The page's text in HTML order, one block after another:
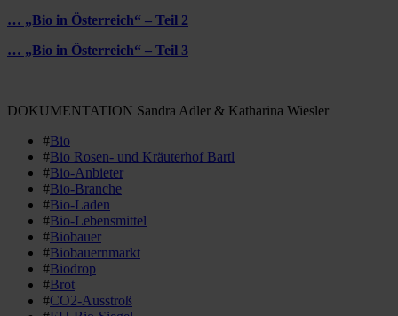
… „Bio in Österreich“ – Teil 2
… „Bio in Österreich“ – Teil 3
DOKUMENTATION Sandra Adler & Katharina Wiesler
#Bio
#Bio Rosen- und Kräuterhof Bartl
#Bio-Anbieter
#Bio-Branche
#Bio-Laden
#Bio-Lebensmittel
#Biobauer
#Biobauernmarkt
#Biodrop
#Brot
#CO2-Ausstroß